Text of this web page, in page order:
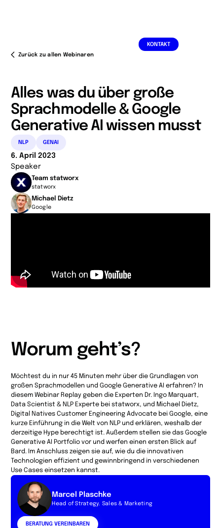
KONTAKT DE
Zurück zu allen Webinaren
Alles was du über große
Sprachmodelle & Google
Generative AI wissen musst
NLP GENAI
6. April 2023
Speaker
Team statworx
statworx
Michael Dietz
Google
Worum geht’s?
Möchtest du in nur 45 Minuten mehr über die Grundlagen von
großen Sprachmodellen und Google Generative AI erfahren? In
diesem Webinar Replay geben die Experten Dr. Ingo Marquart,
Data Scientist & NLP Experte bei statworx, und Michael Dietz,
Digital Natives Customer Engineering Advocate bei Google, eine
kurze Einführung in die Welt von NLP und erklären, weshalb der
derzeitige Hype berechtigt ist. Außerdem stellen sie das Google
Generative AI Portfolio vor und werfen einen ersten Blick auf
Bard. Im Anschluss zeigen sie auf, wie du die innovativen
Technologien effizient und gewinnbringend in verschiedenen
Use Cases einsetzen kannst.
Marcel Plaschke
Head of Strategy. Sales & Marketing
BERATUNG VEREINBAREN